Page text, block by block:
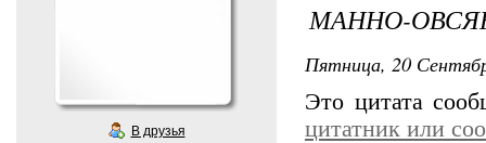
В друзья
МАННО-
Пятница, 20
Это цитата
цитатник или